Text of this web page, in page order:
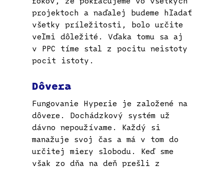
projektoch a naďalej budeme hľadať
všetky príležitosti, bolo určite
veľmi dôležité. Vďaka tomu sa aj
v PPC tíme stal z pocitu neistoty
pocit istoty.
Dôvera
Fungovanie Hyperie je založené na
dôvere. Dochádzkový systém už
dávno nepoužívame. Každý si
manažuje svoj čas a má v tom do
určitej miery slobodu. Keď sme
však zo dňa na deň prešli z